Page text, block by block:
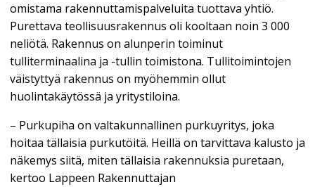
omistama rakennuttamispalveluita tuottava yhtiö.
Purettava teollisuusrakennus oli kooltaan noin 3 000
neliötä. Rakennus on alunperin toiminut
tulliterminaalina ja -tullin toimistona. Tullitoimintojen
väistyttyä rakennus on myöhemmin ollut
huolintakäytössä ja yritystiloina.
– Purkupiha on valtakunnallinen purkuyritys, joka
hoitaa tällaisia purkutöitä. Heillä on tarvittava kalusto ja
näkemys siitä, miten tällaisia rakennuksia puretaan,
kertoo Lappeen Rakennuttajan